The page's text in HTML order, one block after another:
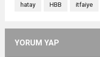
hatay HBB itfaiye
YORUM YAP